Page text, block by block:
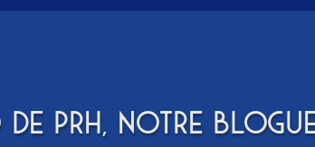
DE PRH, NOTRE